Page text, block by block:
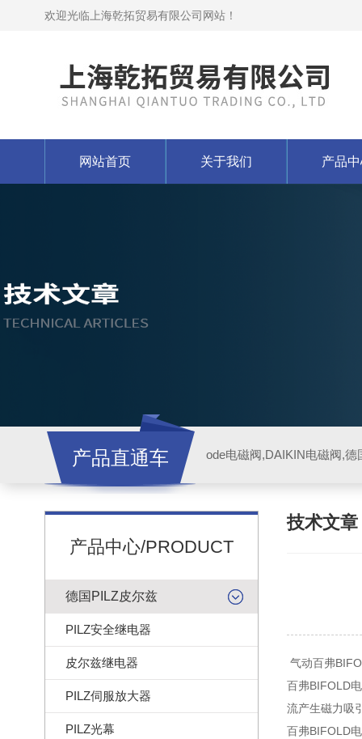
欢迎光临上海乾拓贸易有限公司网站！
网站首页 关于我们 产品
产品直通车 ode电磁阀,DAIKIN电磁阀,
产品中心/PRODUCT
德国PILZ皮尔兹
PILZ安全继电器
皮尔兹继电器
PILZ伺服放大器
PILZ光幕
技术文章
气动百弗
百弗BIFOLD
流产生磁力吸
百弗BIFOLD